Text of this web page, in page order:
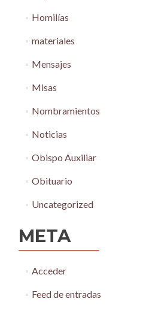
Homilías
materiales
Mensajes
Misas
Nombramientos
Noticias
Obispo Auxiliar
Obituario
Uncategorized
META
Acceder
Feed de entradas